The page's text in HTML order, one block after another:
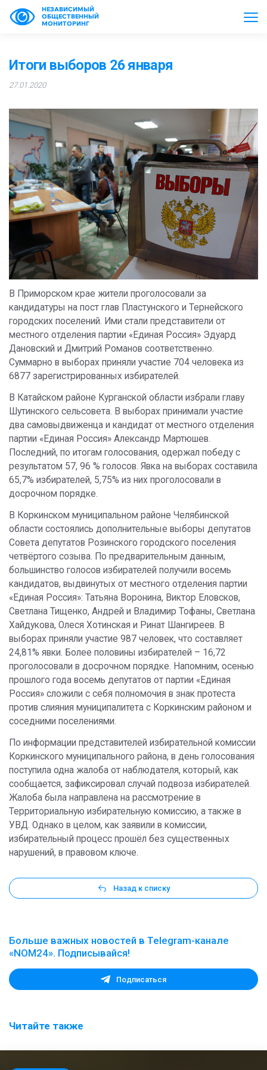
НЕЗАВИСИМЫЙ
ОБЩЕСТВЕННЫЙ
МОНИТОРИНГ
Итоги выборов 26 января
27.01.2020
В Приморском крае жители проголосовали за
кандидатуры на пост глав Пластунского и Тернейского
городских поселений. Ими стали представители от
местного отделения партии «Единая Россия» Эдуард
Дановский и Дмитрий Романов соответственно.
Суммарно в выборах приняли участие 704 человека из
6877 зарегистрированных избирателей.
В Катайском районе Курганской области избрали главу
Шутинского сельсовета. В выборах принимали участие
два самовыдвиженца и кандидат от местного отделения
партии «Единая Россия» Александр Мартюшев.
Последний, по итогам голосования, одержал победу с
результатом 57, 96 % голосов. Явка на выборах составила
65,7% избирателей, 5,75% из них проголосовали в
досрочном порядке.
В Коркинском муниципальном районе Челябинской
области состоялись дополнительные выборы депутатов
Совета депутатов Розинского городского поселения
четвёртого созыва. По предварительным данным,
большинство голосов избирателей получили восемь
кандидатов, выдвинутых от местного отделения партии
«Единая Россия»: Татьяна Воронина, Виктор Еловсков,
Светлана Тищенко, Андрей и Владимир Тофаны, Светлана
Хайдукова, Олеся Хотинская и Ринат Шангиреев. В
выборах приняли участие 987 человек, что составляет
24,81% явки. Более половины избирателей – 16,72
проголосовали в досрочном порядке. Напомним, осенью
прошлого года восемь депутатов от партии «Единая
Россия» сложили с себя полномочия в знак протеста
против слияния муниципалитета с Коркинским районом и
соседними поселениями.
По информации представителей избирательной комиссии
Коркинского муниципального района, в день голосования
поступила одна жалоба от наблюдателя, который, как
сообщается, зафиксировал случай подвоза избирателей.
Жалоба была направлена на рассмотрение в
Территориальную избирательную комиссию, а также в
УВД. Однако в целом, как заявили в комиссии,
избирательный процесс прошёл без существенных
нарушений, в правовом ключе.
Назад к списку
Больше важных новостей в Telegram-канале
«NOM24». Подписывайся!
Подписаться
Читайте также